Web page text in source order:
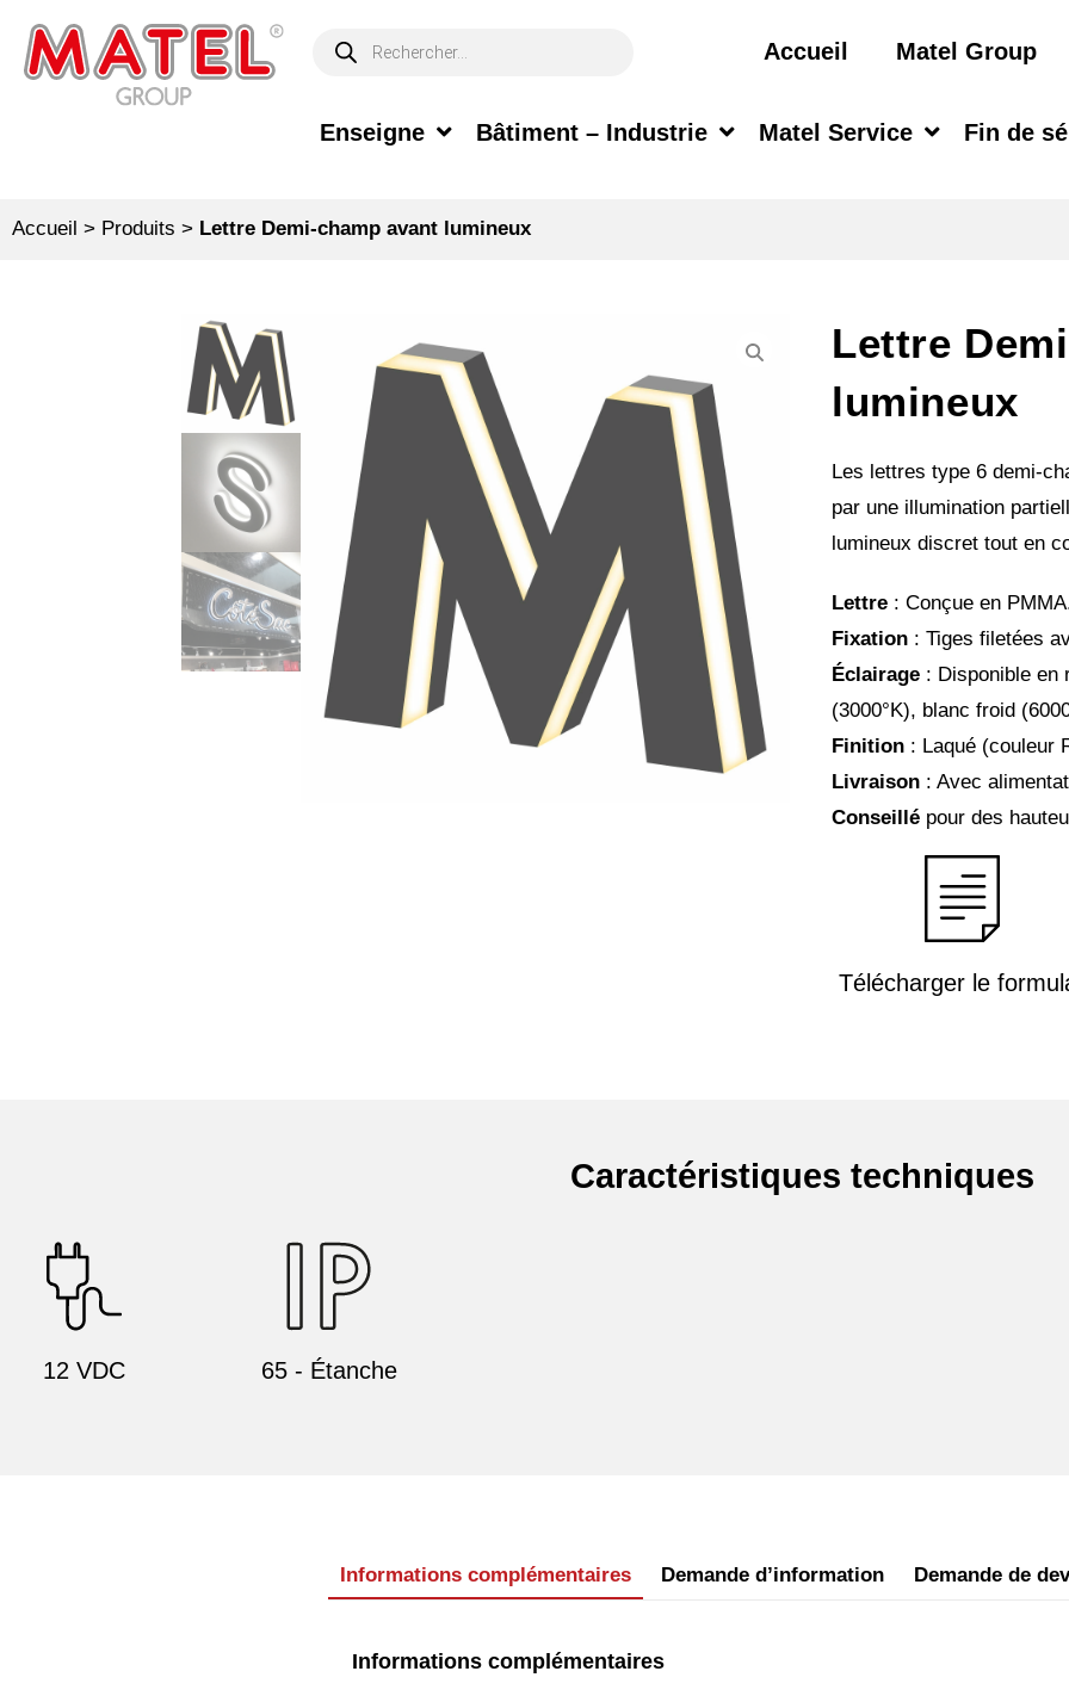
Accueil Matel Group
Enseigne Bâtiment – Industrie Matel Service Fin de
Accueil > Produits > Lettre Demi-champ avant lumineux
Lettre
lumineux
Les lettres type 6 demi-
par une illumination
lumineux discret tout en
Lettre : Conçue en
Fixation : Tiges filetées
Éclairage : Disponible en
(3000°K), blanc froid
Finition : Laqué (couleur
Livraison : Avec
Conseillé pour des
Télécharger le
Caractéristiques techniques
12 VDC 65 - Étanche
Informations complémentaires Demande d’information Demande de
Informations complémentaires